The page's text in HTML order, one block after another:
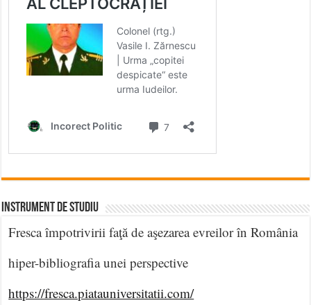
INSTRUMENT DE STUDIU
Fresca împotrivirii faţă de aşezarea evreilor în România
hiper-bibliografia unei perspective
https://fresca.piatauniversitatii.com/